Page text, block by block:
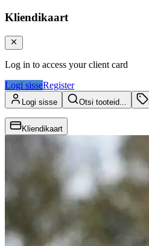
Kliendikaart
Log in to access your client card
Logi sisseRegister
Logi sisse Otsi tooteid...
Kliendikaart